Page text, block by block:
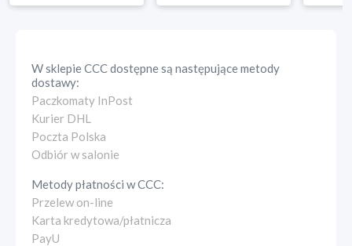
W sklepieCCCdostępne są następujące metody
dostawy:
Paczkomaty InPost
Kurier DHL
Poczta Polska
Odbiór w salonie
Metody płatności wCCC:
Przelew on-line
Karta kredytowa/płatnicza
PayU